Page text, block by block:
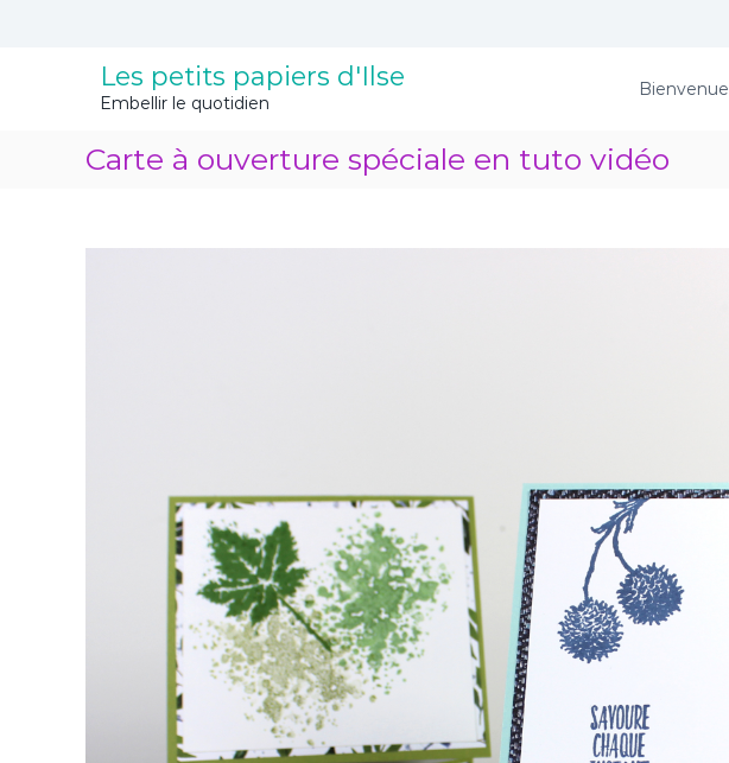
Les petits papiers d'Ilse
Embellir le quotidien
Bienvenue
Carte à ouverture spéciale en tuto vidéo